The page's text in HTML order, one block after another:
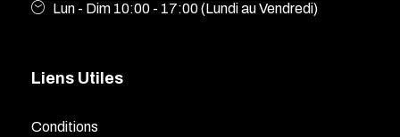
Lun - Dim 10:00 - 17:00 (Lundi au Vendredi)
Liens Utiles
Conditions